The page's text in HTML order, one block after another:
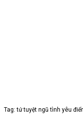
Tag: tứ tuyệt ngũ tình yêu